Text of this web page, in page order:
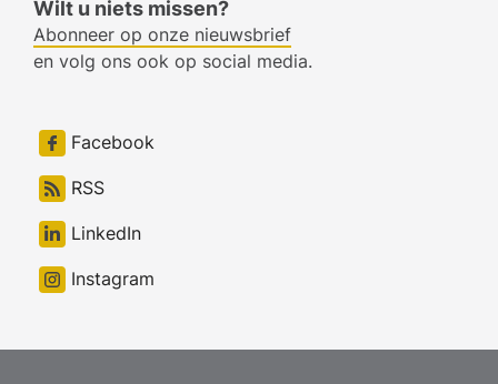
Wilt u niets missen?
Abonneer op onze nieuwsbrief
en volg ons ook op social media.
Facebook
RSS
LinkedIn
Instagram